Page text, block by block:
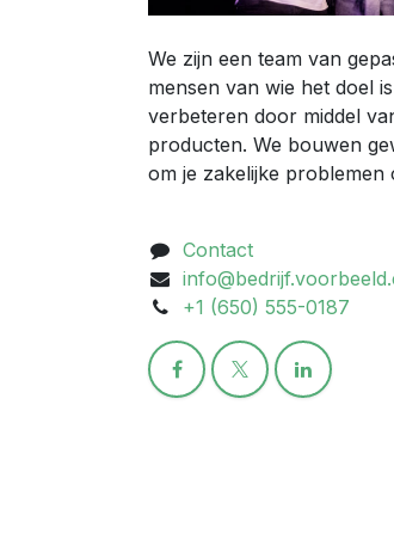
We zijn een team van
mensen van wie het doel
verbeteren door middel
producten. We bouwen
om je zakelijke problemen
Contact
+1 (650) 555-0187